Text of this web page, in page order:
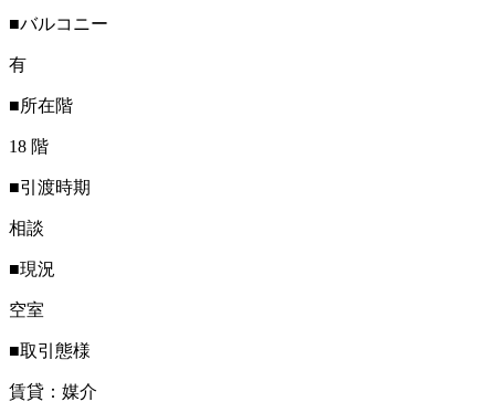
■バルコニー
有
■所在階
18 階
■引渡時期
相談
■現況
空室
■取引態様
賃貸：媒介